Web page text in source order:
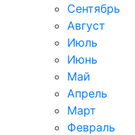
Сентябрь
Август
Июль
Июнь
Май
Апрель
Март
Февраль